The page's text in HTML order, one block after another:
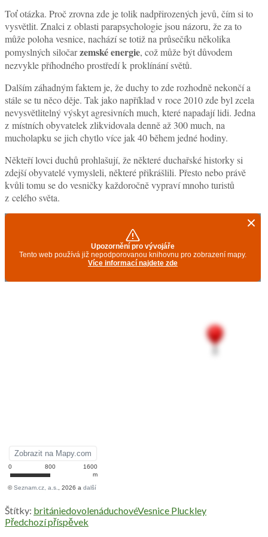
Toť otázka. Proč zrovna zde je tolik nadpřirozených jevů, čím si to
vysvětlit. Znalci z oblasti parapsychologie jsou názoru, že za to
může poloha vesnice, nachází se totiž na průsečíku několika
pomyslných siločarzemské energie, což může být důvodem
nezvykle příhodného prostředí k proklínání světů.
Dalším záhadným faktem je, že duchy to zde rozhodně nekončí a
stále se tu něco děje. Tak jako například v roce 2010 zde byl zcela
nevysvětlitelný výskyt agresivních much, které napadají lidi. Jedna
z místních obyvatelek zlikvidovala denně až 300 much, na
mucholapku se jich chytlo více jak 40 během jedné hodiny.
Někteří lovci duchů prohlašují, že některé duchařské historky si
zdejší obyvatelé vymysleli, některé přikrášlili. Přesto nebo právě
kvůli tomu se do vesničky každoročně vypraví mnoho turistů
z celého světa.
Štítky: britániedovolenáduchovéVesnice Pluckley
Předchozí příspěvek